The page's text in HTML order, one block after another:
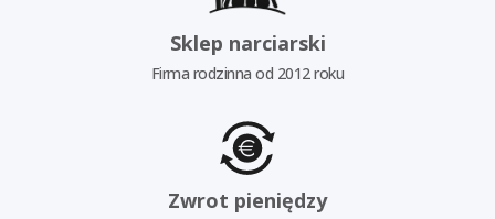
Sklep narciarski
Firma rodzinna od 2012 roku
Zwrot pieniędzy